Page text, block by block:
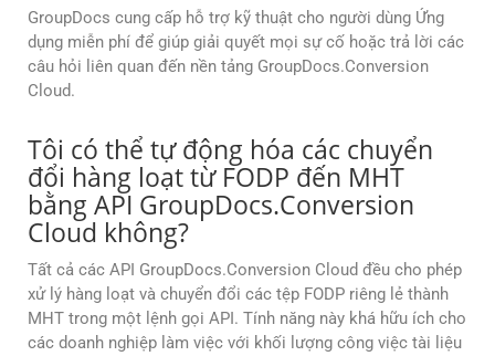
GroupDocs cung cấp hỗ trợ kỹ thuật cho người dùng Ứng
dụng miễn phí để giúp giải quyết mọi sự cố hoặc trả lời các
câu hỏi liên quan đến nền tảng GroupDocs.Conversion
Cloud.
Tôi có thể tự động hóa các chuyển
đổi hàng loạt từ FODP đến MHT
bằng API GroupDocs.Conversion
Cloud không?
Tất cả các API GroupDocs.Conversion Cloud đều cho phép
xử lý hàng loạt và chuyển đổi các tệp FODP riêng lẻ thành
MHT trong một lệnh gọi API. Tính năng này khá hữu ích cho
các doanh nghiệp làm việc với khối lượng công việc tài liệu